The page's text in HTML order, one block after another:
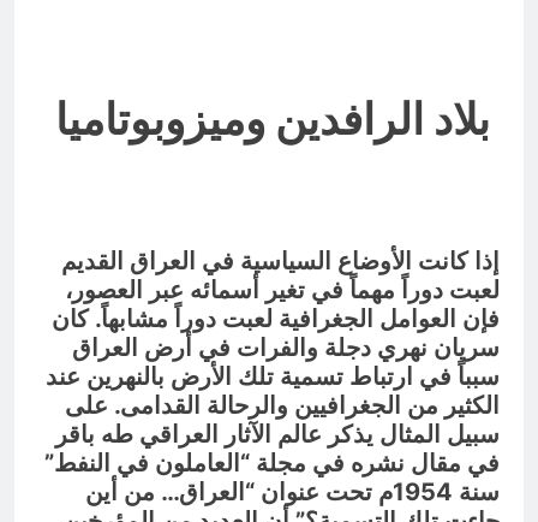
بلاد الرافدين وميزوبوتاميا
إذا كانت الأوضاع السياسية في العراق القديم
لعبت دوراً مهماً في تغير أسمائه عبر العصور،
فإن العوامل الجغرافية لعبت دوراً مشابهاً. كان
سريان نهري دجلة والفرات في أرض العراق
سبباً في ارتباط تسمية تلك الأرض بالنهرين عند
الكثير من الجغرافيين والرحالة القدامى. على
سبيل المثال يذكر عالم الآثار العراقي طه باقر
في مقال نشره في مجلة “العاملون في النفط”
سنة 1954م تحت عنوان “العراق… من أين